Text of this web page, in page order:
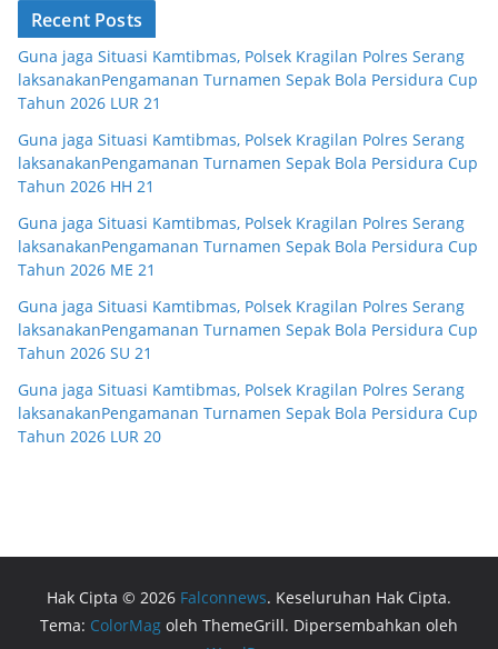
Recent Posts
Guna jaga Situasi Kamtibmas, Polsek Kragilan Polres Serang
laksanakanPengamanan Turnamen Sepak Bola Persidura Cup
Tahun 2026 LUR 21
Guna jaga Situasi Kamtibmas, Polsek Kragilan Polres Serang
laksanakanPengamanan Turnamen Sepak Bola Persidura Cup
Tahun 2026 HH 21
Guna jaga Situasi Kamtibmas, Polsek Kragilan Polres Serang
laksanakanPengamanan Turnamen Sepak Bola Persidura Cup
Tahun 2026 ME 21
Guna jaga Situasi Kamtibmas, Polsek Kragilan Polres Serang
laksanakanPengamanan Turnamen Sepak Bola Persidura Cup
Tahun 2026 SU 21
Guna jaga Situasi Kamtibmas, Polsek Kragilan Polres Serang
laksanakanPengamanan Turnamen Sepak Bola Persidura Cup
Tahun 2026 LUR 20
Hak Cipta © 2026 Falconnews. Keseluruhan Hak Cipta.
Tema: ColorMag oleh ThemeGrill. Dipersembahkan oleh